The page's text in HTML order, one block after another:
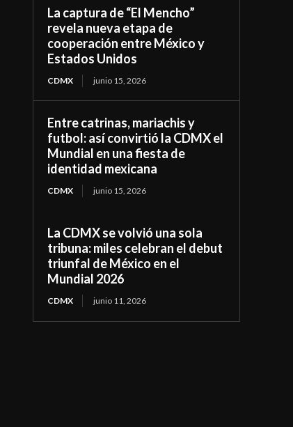
La captura de “El Mencho”
revela nueva etapa de
cooperación entre México y
Estados Unidos
CDMX junio 15, 2026
Entre catrinas, mariachis y
futbol: así convirtió la CDMX el
Mundial en una fiesta de
identidad mexicana
CDMX junio 15, 2026
La CDMX se volvió una sola
tribuna: miles celebran el debut
triunfal de México en el
Mundial 2026
CDMX junio 11, 2026